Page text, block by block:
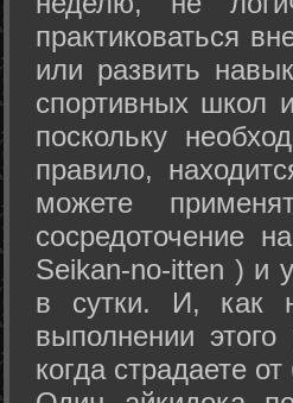
практиковаться
или развить
спортивных школ
поскольку
правило,
можете
сосредоточение
Seikan-­no-­itten ) и
в сутки. И, как
выполнении
когда страдаете